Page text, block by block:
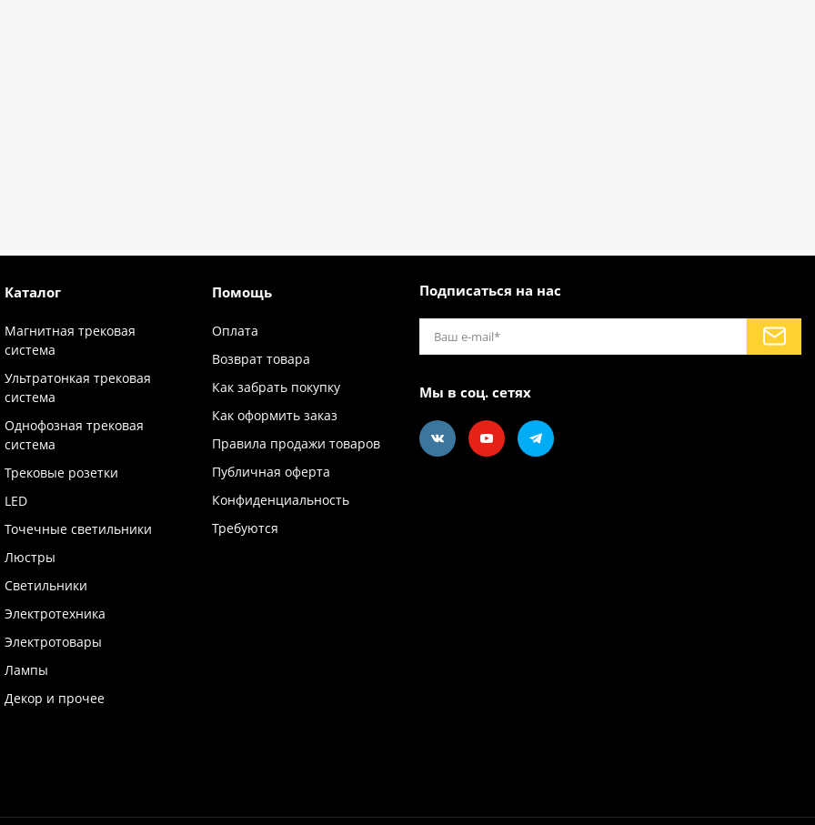
Каталог
Магнитная трековая
система
Ультратонкая трековая
система
Однофозная трековая
система
Трековые розетки
LED
Точечные светильники
Люстры
Светильники
Электротехника
Электротовары
Лампы
Декор и прочее
Помощь
Оплата
Возврат товара
Как забрать покупку
Как оформить заказ
Правила продажи товаров
Публичная оферта
Конфиденциальность
Требуются
Подписаться на нас
Мы в соц. сетях